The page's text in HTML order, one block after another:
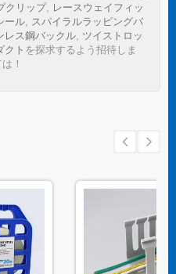
クリップ, レースウェイフィッ
ール
スパイラルラッピングバ
レス鋼バックル ツイストロッ
クト を探求するよう招待しま
！